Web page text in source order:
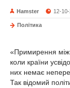
Hamster 12-
Політика
«Примирення між
коли країни
них немає
Так відомий